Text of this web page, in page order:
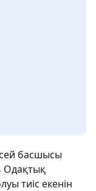
басшысы
Одақтық
тиіс екенін